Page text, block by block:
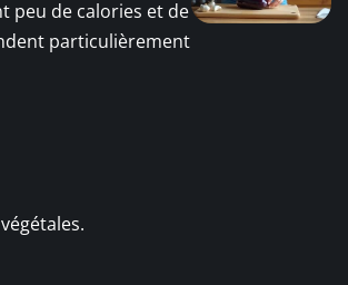
peu de calories et de
particulièrement